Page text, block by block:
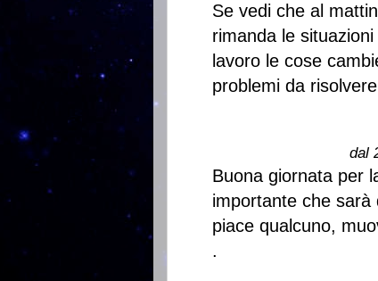
Se vedi che al
rimanda le
lavoro le cose
problemi da
dal
Buona giornata per
importante che
piace qualcuno,
.